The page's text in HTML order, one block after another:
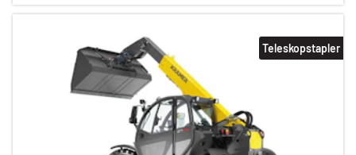
Teleskopstapler